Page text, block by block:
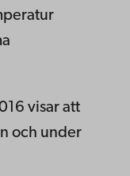
visar att
och under